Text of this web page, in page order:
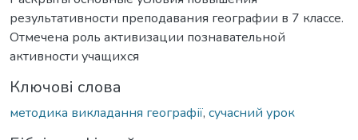
результативности преподавания географии в 7 классе.
Отмечена роль активизации познавательной
активности учащихся
Ключові слова
методика викладання географії, сучасний урок